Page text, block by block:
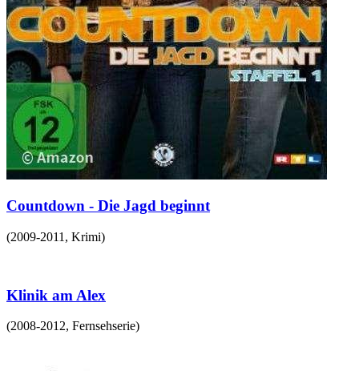
Countdown - Die Jagd beginnt
(2009-2011 , Krimi)
Klinik am Alex
(2008-2012, Fernsehserie)